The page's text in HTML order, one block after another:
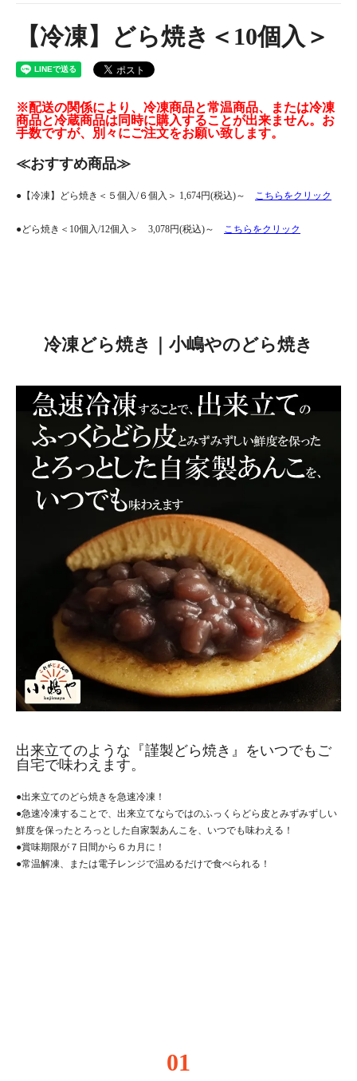
【冷凍】どら焼き＜10個入＞
※配送の関係により、冷凍商品と常温商品、または冷凍
商品と冷蔵商品は同時に購入することが出来ません。お
手数ですが、別々にご注文をお願い致します。
≪おすすめ商品≫
●【冷凍】どら焼き＜５個入/６個入＞ 1,674円(税込)～ こちらをクリック
●どら焼き＜10個入/12個入＞ 3,078円(税込)～ こちらをクリック
冷凍どら焼き｜小嶋やのどら焼き
出来立てのような『謹製どら焼き』をいつでもご
自宅で味わえます。
●出来立てのどら焼きを急速冷凍！
●急速冷凍することで、出来立てならではのふっくらどら皮とみずみずしい
鮮度を保ったとろっとした自家製あんこを、いつでも味わえる！
●賞味期限が７日間から６カ月に！
●常温解凍、または電子レンジで温めるだけで食べられる！
01